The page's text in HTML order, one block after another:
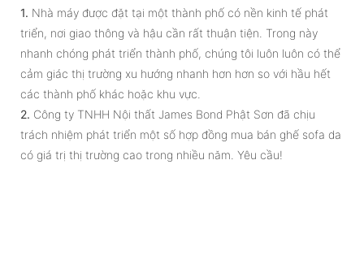
1. Nhà máy được đặt tại một thành phố có nền kinh tế phát
triển, nơi giao thông và hậu cần rất thuận tiện. Trong này
nhanh chóng phát triển thành phố, chúng tôi luôn luôn có thể
cảm giác thị trường xu hướng nhanh hơn hơn so với hầu hết
các thành phố khác hoặc khu vực.
2. Công ty TNHH Nội thất James Bond Phật Sơn đã chịu
trách nhiệm phát triển một số hợp đồng mua bán ghế sofa da
có giá trị thị trường cao trong nhiều năm. Yêu cầu!